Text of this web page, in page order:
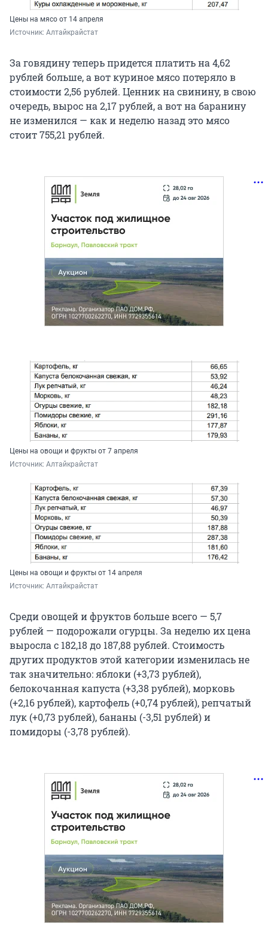
Цены на мясо от 14 апреля
Источник: Алтайкрайстат
За говядину теперь придется платить на 4,62
рублей больше, а вот куриное мясо потеряло в
стоимости 2,56 рублей. Ценник на свинину, в свою
очередь, вырос на 2,17 рублей, а вот на баранину
не изменился — как и неделю назад это мясо
стоит 755,21 рублей.
Цены на овощи и фрукты от 7 апреля
Источник: Алтайкрайстат
Цены на овощи и фрукты от 14 апреля
Источник: Алтайкрайстат
Среди овощей и фруктов больше всего — 5,7
рублей — подорожали огурцы. За неделю их цена
выросла с 182,18 до 187,88 рублей. Стоимость
других продуктов этой категории изменилась не
так значительно: яблоки (+3,73 рублей),
белокочанная капуста (+3,38 рублей), морковь
(+2,16 рублей), картофель (+0,74 рублей), репчатый
лук (+0,73 рублей), бананы (-3,51 рублей) и
помидоры (-3,78 рублей).